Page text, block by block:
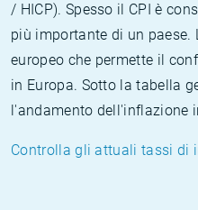
/ HICP). Spesso il CPI è
più importante di un paese.
europeo che permette il
in Europa. Sotto la tabella
l'andamento dell'inflazione
Controlla gli attuali tassi di